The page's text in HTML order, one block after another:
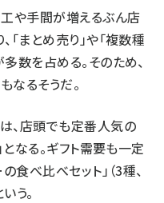
や手間が増えるぶん店
まとめ売り」や「複数種
数を占める。そのため、
なるそうだ。
、店頭でも定番人気の
となる。ギフト需要も一定
食べ比べセット」（3種、
う。